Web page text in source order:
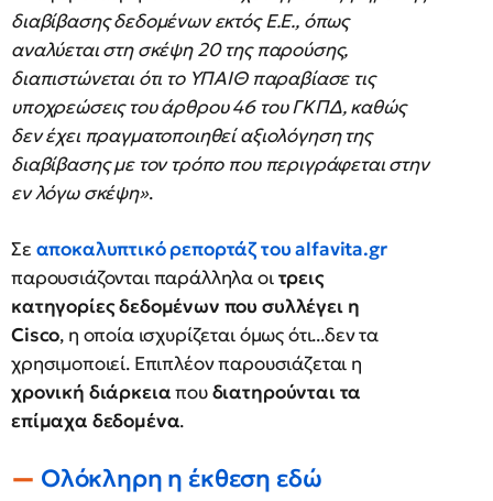
διαβίβασης δεδομένων εκτός Ε.Ε., όπως
αναλύεται στη σκέψη 20 της παρούσης,
διαπιστώνεται ότι το ΥΠΑΙΘ παραβίασε τις
υποχρεώσεις του άρθρου 46 του ΓΚΠΔ, καθώς
δεν έχει πραγματοποιηθεί αξιολόγηση της
διαβίβασης με τον τρόπο που περιγράφεται στην
εν λόγω σκέψη».
Σε αποκαλυπτικό ρεπορτάζ τουalfavita.gr
παρουσιάζονται παράλληλα οιτρεις
κατηγορίες δεδομένων που συλλέγει η
Cisco, η οποία ισχυρίζεται όμως ότι...δεν τα
χρησιμοποιεί. Επιπλέον παρουσιάζεται η
χρονική διάρκειαπουδιατηρούνται τα
επίμαχα δεδομένα.
Ολόκληρη η έκθεση εδώ